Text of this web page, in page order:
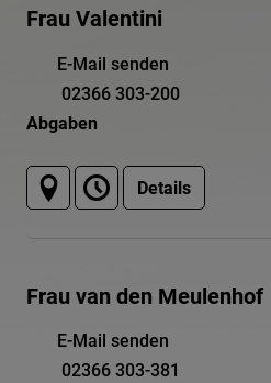
Frau Valentini
E-Mail senden
02366 303-200
Abgaben
Details
Frau van den Meulenhof
E-Mail senden
02366 303-381